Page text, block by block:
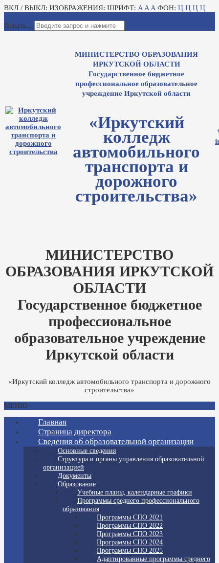
ВКЛ / ВЫКЛ: ИЗОБРАЖЕНИЯ: ШРИФТ: A A A ФОН: Ц Ц Ц Ц
Искать...
МИНИСТЕРСТВО ОБРАЗОВАНИЯ
ИРКУТСКОЙ ОБЛАСТИ
Государственное бюджетное
профессиональное образовательное
учреждение Иркутской области
«Иркутский
колледж
автомобильного
транспорта и
дорожного
строительства»
МИНИСТЕРСТВО
ОБРАЗОВАНИЯ ИРКУТСКОЙ
ОБЛАСТИ
Государственное бюджетное
профессиональное
образовательное учреждение
Иркутской области
«Иркутский колледж автомобильного транспорта и дорожного
строительства»
МЕНЮ
Главная
Страница директора
Сведения об образовательной организации
Основные сведения
Структура и органы управления образовательной
организацией
Документы
Образование
Учебные планы, календарные графики
Программы среднего профессионального
образования
Программы СПО 2021
Программы СПО 2022
Программы СПО 2023
Программы СПО 2024
Программы СПО 2025
Адаптированные программы среднего